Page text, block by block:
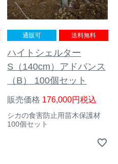
通販可 送料無料
ハイトシェルター
S（140cm）アドバンス
（B） 100個セット
販売価格 176,000 税込
シカの食害防止用苗木保護材
100個セット